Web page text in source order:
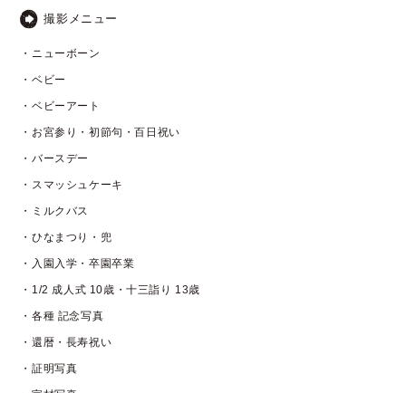
撮影メニュー
・ニューボーン
・ベビー
・ベビーアート
・お宮参り・初節句・百日祝い
・バースデー
・スマッシュケーキ
・ミルクバス
・ひなまつり・兜
・入園入学・卒園卒業
・1/2 成人式 10歳・十三詣り 13歳
・各種 記念写真
・還暦・長寿祝い
・証明写真